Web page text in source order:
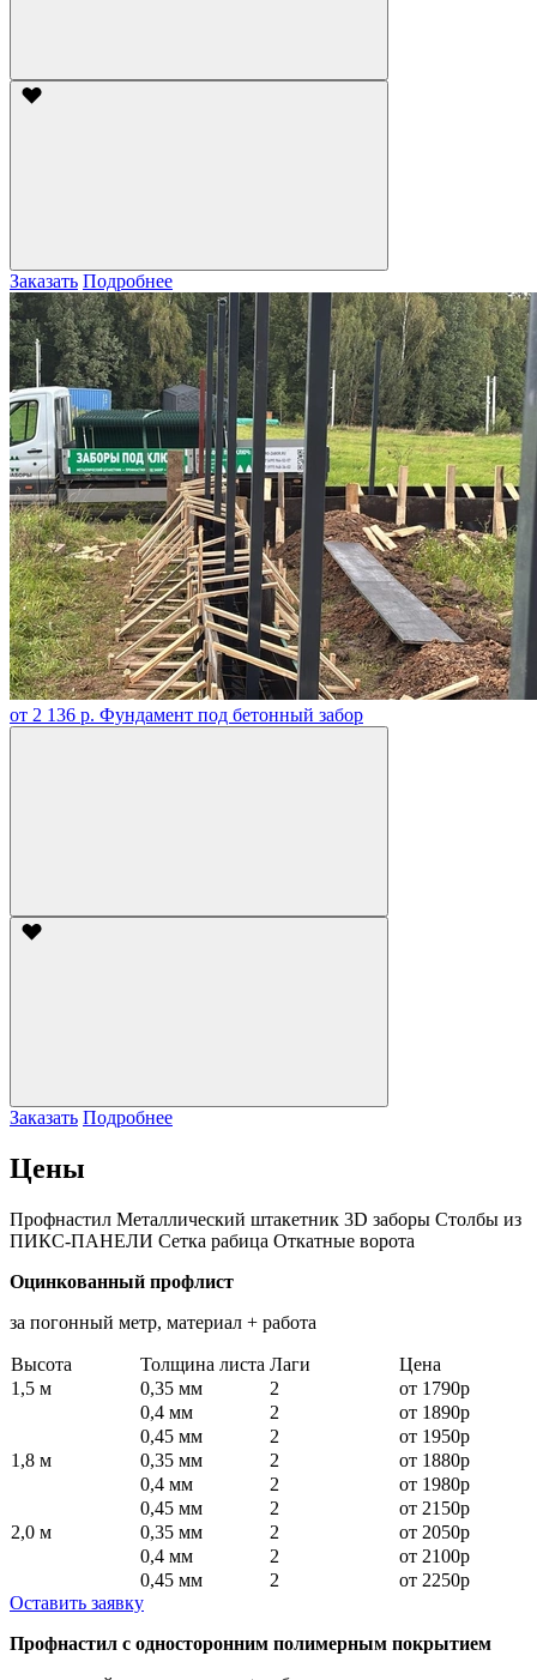
Заказать Подробнее
от 2 136 р. Фундамент под бетонный забор
Заказать Подробнее
Цены
Профнастил Металлический штакетник 3D заборы Столбы из
ПИКС-ПАНЕЛИ Сетка рабица Откатные ворота
Оцинкованный профлист
за погонный метр, материал + работа
Высота Толщина листа Лаги
Цена
1,5 м
0,35 мм 2
от 1790р
0,4 мм
2
от 1890р
0,45 мм
2
от 1950р
1,8 м
0,35 мм 2
от 1880р
0,4 мм
2
от 1980р
0,45 мм
2
от 2150р
2,0 м
0,35 мм 2
от 2050р
0,4 мм
2
от 2100р
0,45 мм
2
от 2250р
Оставить заявку
Профнастил с односторонним полимерным покрытием